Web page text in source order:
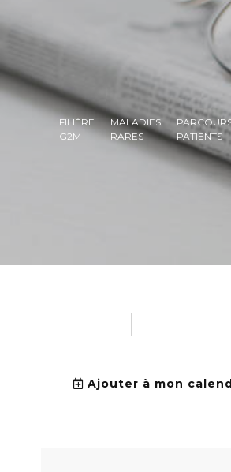
FILIÈRE
G2M
MALADIES
RARES
PATIENTS
Ajouter à mon